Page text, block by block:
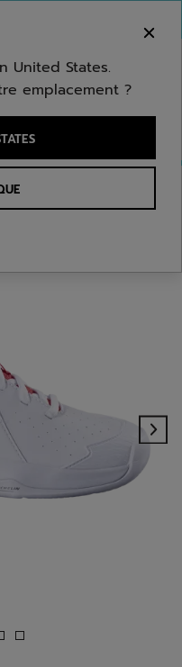
d'article
United States.
emplacement ?